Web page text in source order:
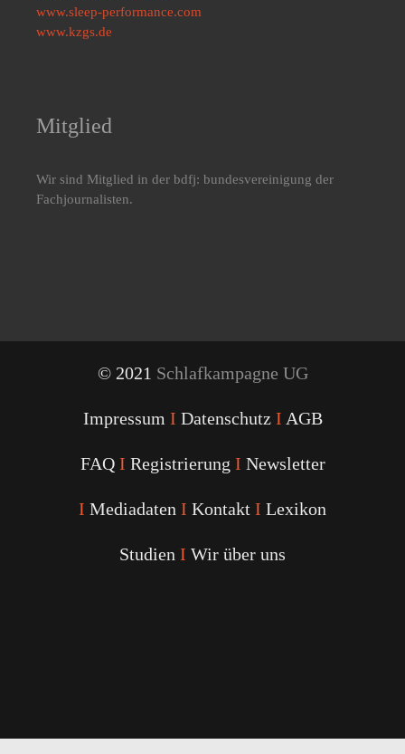
www.sleep-performance.com
www.kzgs.de
Mitglied
Wir sind Mitglied in der bdfj: bundesvereinigung der
Fachjournalisten.
© 2021 Schlafkampagne UG
Impressum I Datenschutz I AGB
FAQ I Registrierung I Newsletter
I Mediadaten I Kontakt I Lexikon
Studien I Wir über uns